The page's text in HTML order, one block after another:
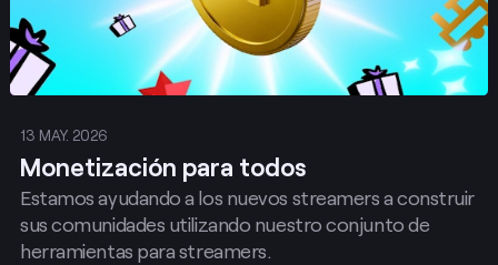
13 MAY. 2026
Monetización para todos
Estamos ayudando a los nuevos streamers a construir
sus comunidades utilizando nuestro conjunto de
herramientas para streamers.